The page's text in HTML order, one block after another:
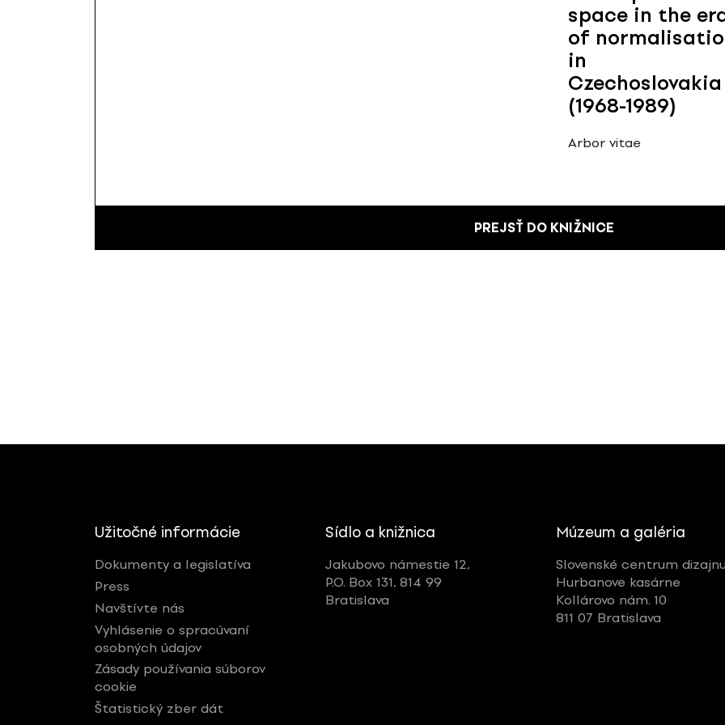
space in the
of
in
Czechoslovakia
(1968-1989)
Arbor vitae
PREJSŤ DO KNIŽNICE
Užitočné informácie
Dokumenty a legislatíva
Press
Navštívte nás
Vyhlásenie o spracúvaní
osobných údajov
Zásady používania súborov
cookie
Štatistický zber dát
Sídlo a knižnica
Jakubovo námestie 12,
P.O. Box 131, 814 99
Bratislava
Múzeum a galéria
Slovenské centrum
Hurbanove kasárne
Kollárovo nám. 10
811 07 Bratislava